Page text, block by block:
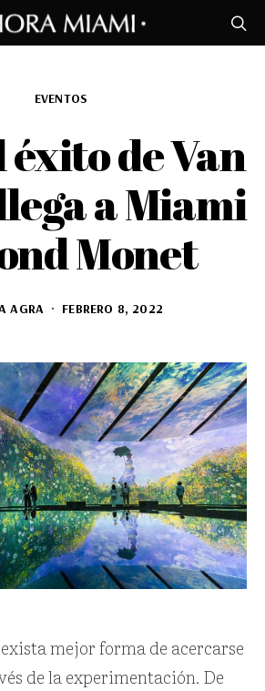
EVENTOS
éxito de Van
a Miami
Monet
AGRA FEBRERO 8, 2022
mejor forma de acercarse
de la experimentación. De